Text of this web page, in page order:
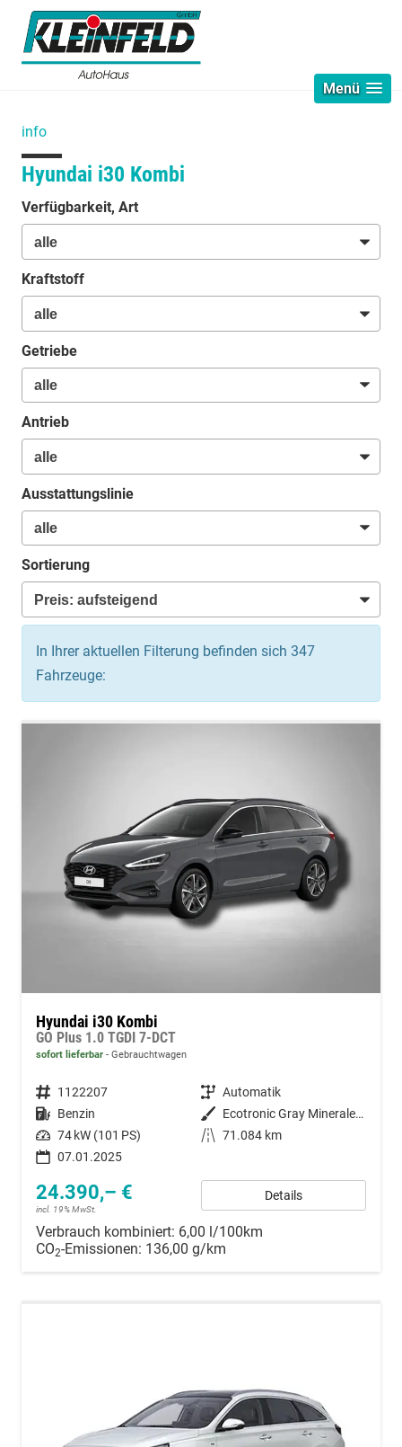
Menü
info
Hyundai i30 Kombi
Verfügbarkeit, Art
Kraftstoff
Getriebe
Antrieb
Ausstattungslinie
Sortierung
In Ihrer aktuellen Filterung befinden sich 347
Fahrzeuge:
Hyundai i30 Kombi
GO Plus 1.0 TGDI 7-DCT
sofort lieferbar Gebrauchtwagen
Fahrzeugnummer 1122207 Getriebe Automatik
Kraftstoff Benzin Außenfarbe
Ecotronic Gray Mineraleffekt
Leistung 74 kW (101 PS) Kilometerstand 71.084 km
07.01.2025
24.390,– €
incl. 19% MwSt.
Details
Verbrauch kombiniert: 6,00 l/100km
CO2-Emissionen: 136,00 g/km